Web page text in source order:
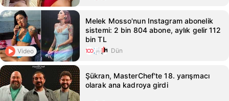
Video
Melek Mosso'nun Instagram abonelik
sistemi: 2 bin 804 abone, aylık gelir 112
bin TL
Dün
Şükran, MasterChef'te 18. yarışmacı
olarak ana kadroya girdi